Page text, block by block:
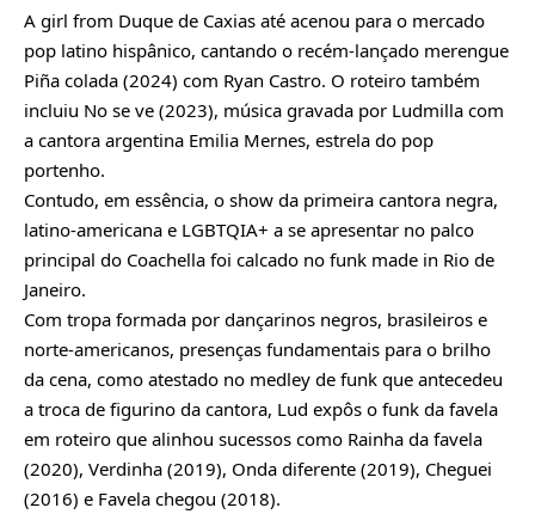
A girl from Duque de Caxias até acenou para o mercado
pop latino hispânico, cantando o recém-lançado merengue
Piña colada (2024) com Ryan Castro. O roteiro também
incluiu No se ve (2023), música gravada por Ludmilla com
a cantora argentina Emilia Mernes, estrela do pop
portenho.
Contudo, em essência, o show da primeira cantora negra,
latino-americana e LGBTQIA+ a se apresentar no palco
principal do Coachella foi calcado no funk made in Rio de
Janeiro.
Com tropa formada por dançarinos negros, brasileiros e
norte-americanos, presenças fundamentais para o brilho
da cena, como atestado no medley de funk que antecedeu
a troca de figurino da cantora, Lud expôs o funk da favela
em roteiro que alinhou sucessos como Rainha da favela
(2020), Verdinha (2019), Onda diferente (2019), Cheguei
(2016) e Favela chegou (2018).